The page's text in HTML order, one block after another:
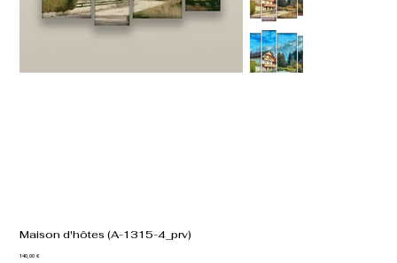
Maison d'hôtes (A-1315-4_prv)
Prix
140,00 €